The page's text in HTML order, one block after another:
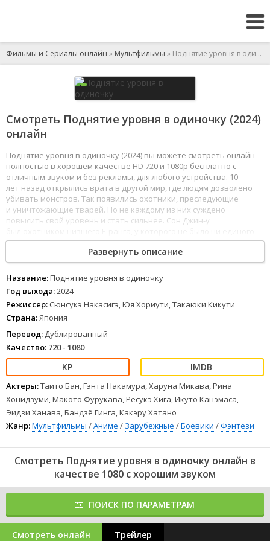
Фильмы и Сериалы онлайн » Мультфильмы » Поднятие уровня в одиночку
Смотреть Поднятие уровня в одиночку (2024)
онлайн
Поднятие уровня в одиночку (2024) вы можете смотреть онлайн
полностью в хорошем качестве HD 720 и 1080p бесплатно с
отличным звуком и без рекламы, для любого устройства. 10
лет назад открылись врата в другой мир, где людям дозволено
убивать монстров. Так появились охотники, преследующие
и уничтожающие тварей. Но не каждому из них суждено
повысить свой уровень и стать сильнее. Сон Джин-у
шанса продвинуться по ранговой лестнице, пока однажды
он случайно не очутился в подземелье D-ранга. Чуть не погибнув
от рук чудовищ, Джин-у открывает секрет повышения уровня.
1 234 5 6 78
Развернуть описание
Название:Поднятие уровня в одиночку
Год выхода:2024
Режиссер: Сюнсукэ Накасигэ, Юя Хориути, Такаюки Кикути
Страна:Япония
Перевод: Дублированный
Качество: 720 - 1080
Актеры:Таито Бан, Гэнта Накамура, Харуна Микава, Рина
Хонидзуми, Макото Фурукава, Рёсукэ Хига, Икуто Канэмаса,
Эидзи Ханава, Бандзё Гинга, Какэру Хатано
Жанр:Мультфильмы /Аниме / Зарубежные /Боевики /Фэнтези
Смотреть Поднятие уровня в одиночку онлайн в
качестве 1080 с хорошим звуком
ПОИСК ПО ПАРАМЕТРАМ
Смотреть онлайн Трейлер